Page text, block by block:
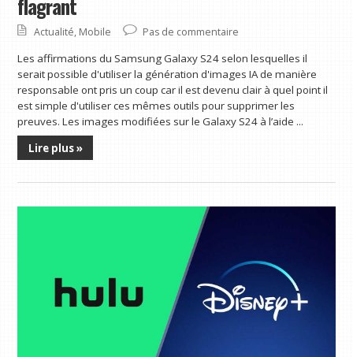
Actualité, Mobile Pas de commentaire
Les affirmations du Samsung Galaxy S24 selon lesquelles il
serait possible d'utiliser la génération d'images IA de manière
responsable ont pris un coup car il est devenu clair à quel point il
est simple d'utiliser ces mêmes outils pour supprimer les
preuves. Les images modifiées sur le Galaxy S24 à l’aide ...
Lire plus »